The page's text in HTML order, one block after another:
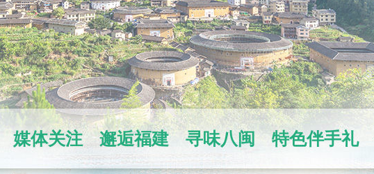
媒体关注 邂逅福建 寻味八闽 特色伴手礼